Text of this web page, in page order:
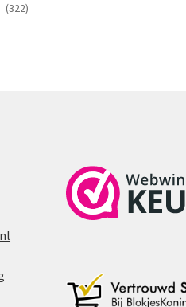
(322)